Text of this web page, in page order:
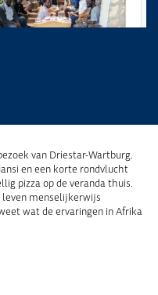
van Driestar-Wartburg.
en een korte rondvlucht
pizza op de veranda thuis.
menselijkerwijs
wat de ervaringen in Afrika